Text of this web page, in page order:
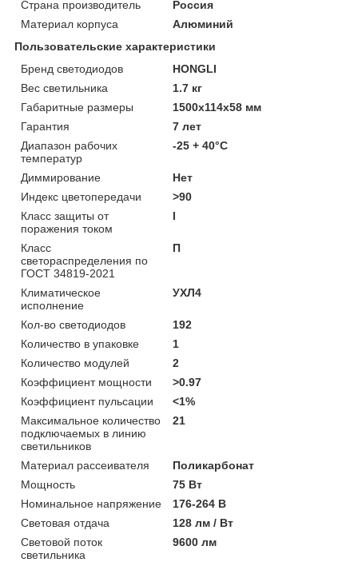
Страна производитель
Россия
Материал корпуса
Алюминий
Пользовательские характеристики
Бренд светодиодов
HONGLI
Вес светильника
1.7 кг
Габаритные размеры
1500х114х58 мм
Гарантия
7 лет
Диапазон рабочих
температур
-25 + 40°C
Диммирование
Нет
Индекс цветопередачи
>90
Класс защиты от
поражения током
I
Класс
светораспределения по
ГОСТ 34819-2021
П
Климатическое
исполнение
УХЛ4
Кол-во светодиодов
192
Количество в упаковке
1
Количество модулей
2
Коэффициент мощности
>0.97
Коэффициент пульсации
<1%
Максимальное количество
подключаемых в линию
светильников
21
Материал рассеивателя
Поликарбонат
Мощность
75 Вт
Номинальное напряжение
176-264 В
Световая отдача
128 лм / Вт
Световой поток
светильника
9600 лм